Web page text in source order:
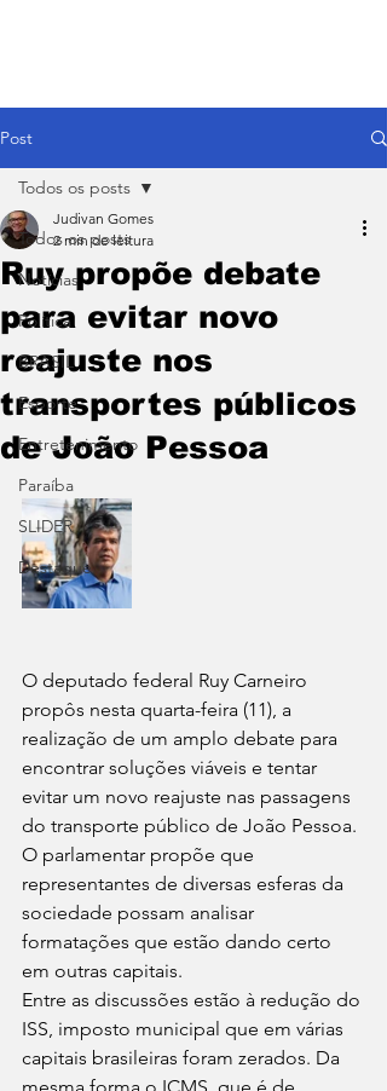
Post
Todos os posts
Notícias
Política
BRASIL
Esporte
Entretenimento
Paraíba
SLIDER
Destaque
Todos os posts
Ruy propõe debate
para evitar novo
reajuste nos
transportes públicos
de João Pessoa
Judivan Gomes
2 min de leitura
O deputado federal Ruy Carneiro
propôs nesta quarta-feira (11), a
realização de um amplo debate para
encontrar soluções viáveis e tentar
evitar um novo reajuste nas passagens
do transporte público de João Pessoa.
O parlamentar propõe que
representantes de diversas esferas da
sociedade possam analisar
formatações que estão dando certo
em outras capitais.
Entre as discussões estão à redução do
ISS, imposto municipal que em várias
capitais brasileiras foram zerados. Da